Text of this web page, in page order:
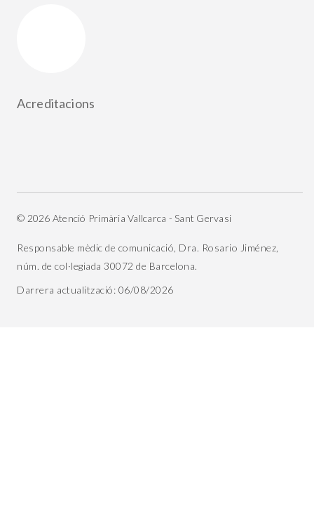
Acreditacions
© 2026 Atenció Primària Vallcarca - Sant Gervasi
Responsable mèdic de comunicació, Dra. Rosario Jiménez,
núm. de col·legiada 30072 de Barcelona.
Darrera actualització: 06/08/2026